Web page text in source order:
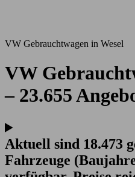
VW Gebrauchtwagen in Wesel
VW
– 23.655
Aktuell sind 18.473
Fahrzeuge